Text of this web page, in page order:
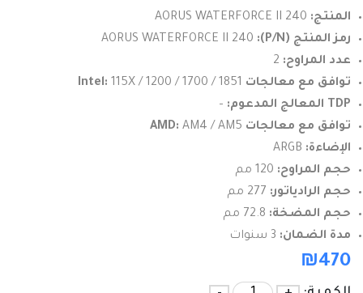
المنتج:
رمز المنتج (P/N):
عدد المراوح:
توافق مع معالجات Intel: 115X / 1200 / 1700 / 1851
TDP المعالج المدعوم:
–
توافق مع معالجات AMD: AM4 / AM5
الإضاءة:
حجم المراوح:
حجم الرادياتور:
حجم المضخة:
مدة الضمان:
₪470